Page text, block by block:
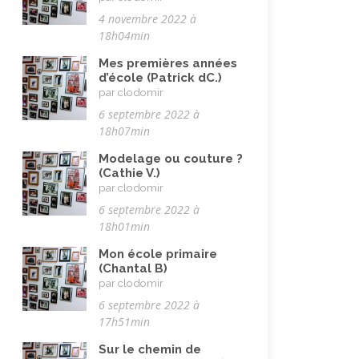
Nature, animaux (23)
Pandémie Covid 19 (4)
Parents (être) (19)
Racisme (10)
Religion, valeurs et éthique
Rencontres interculturelles (13)
Retraite (4)
Rêves (12)
Solidarité (24)
Solitude (8)
Technologie (évolution) (24)
(102)
4 novembre 2022 à
18h04min
Mes premières années
d’école (Patrick dC.)
par clodomir
6 septembre 2022 à
18h07min
Modelage ou couture ?
(Cathie V.)
par clodomir
6 septembre 2022 à
18h01min
Mon école primaire
(Chantal B)
par clodomir
6 septembre 2022 à
17h51min
Sur le chemin de